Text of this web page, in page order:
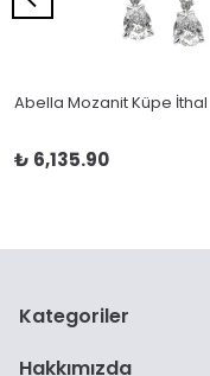
Abella Mozanit Küpe İthal
₺ 6,135.90
Kategoriler
Hakkımızda